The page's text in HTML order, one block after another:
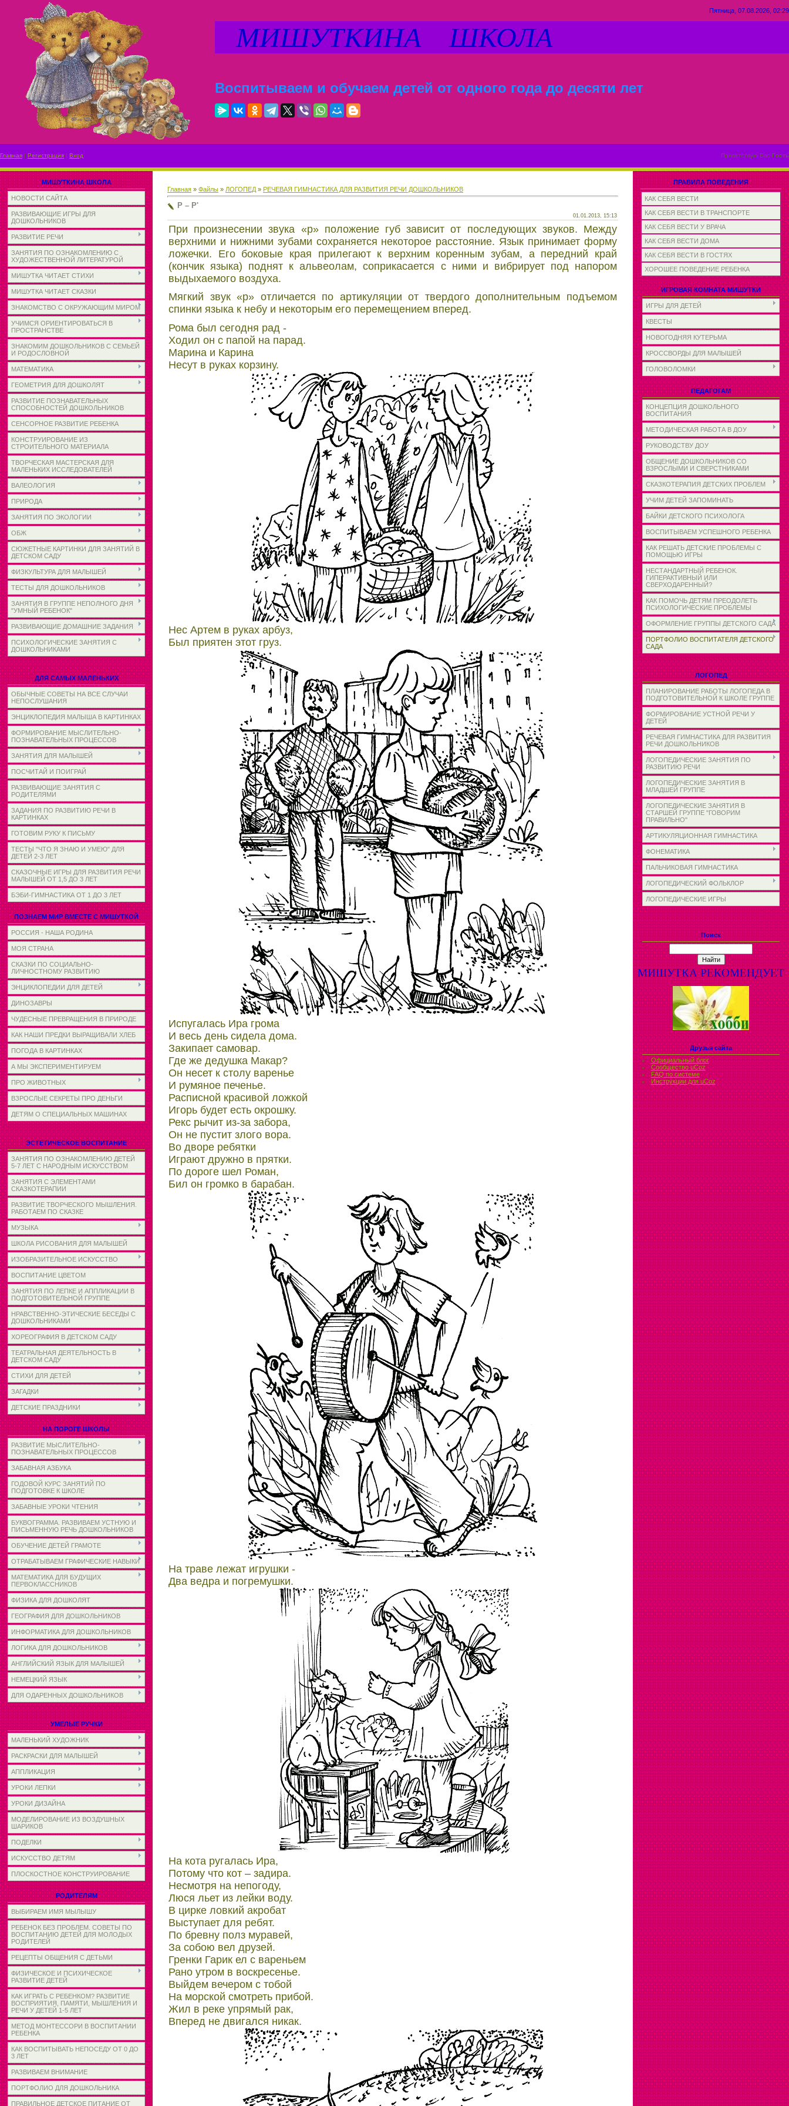
Пятница, 07.08.2026, 02:29
МИШУТКИНА ШКОЛА
Воспитываем и обучаем детей от одного года до десяти лет
Главная | Регистрация | Вход Приветствую Вас Гость
МИШУТКИНА ШКОЛА
НОВОСТИ САЙТА
РАЗВИВАЮЩИЕ ИГРЫ ДЛЯ
ДОШКОЛЬНИКОВ
РАЗВИТИЕ РЕЧИ
ЗАНЯТИЯ ПО ОЗНАКОМЛЕНИЮ С
ХУДОЖЕСТВЕННОЙ ЛИТЕРАТУРОЙ
МИШУТКА ЧИТАЕТ СТИХИ
МИШУТКА ЧИТАЕТ СКАЗКИ
ЗНАКОМСТВО С ОКРУЖАЮЩИМ МИРОМ
УЧИМСЯ ОРИЕНТИРОВАТЬСЯ В
ПРОСТРАНСТВЕ
ЗНАКОМИМ ДОШКОЛЬНИКОВ С СЕМЬЕЙ
И РОДОСЛОВНОЙ
МАТЕМАТИКА
ГЕОМЕТРИЯ ДЛЯ ДОШКОЛЯТ
РАЗВИТИЕ ПОЗНАВАТЕЛЬНЫХ
СПОСОБНОСТЕЙ ДОШКОЛЬНИКОВ
СЕНСОРНОЕ РАЗВИТИЕ РЕБЕНКА
КОНСТРУИРОВАНИЕ ИЗ
СТРОИТЕЛЬНОГО МАТЕРИАЛА
ТВОРЧЕСКАЯ МАСТЕРСКАЯ ДЛЯ
МАЛЕНЬКИХ ИССЛЕДОВАТЕЛЕЙ
ВАЛЕОЛОГИЯ
ПРИРОДА
ЗАНЯТИЯ ПО ЭКОЛОГИИ
ОБЖ
СЮЖЕТНЫЕ КАРТИНКИ ДЛЯ ЗАНЯТИЙ В
ДЕТСКОМ САДУ
ФИЗКУЛЬТУРА ДЛЯ МАЛЫШЕЙ
ТЕСТЫ ДЛЯ ДОШКОЛЬНИКОВ
ЗАНЯТИЯ В ГРУППЕ НЕПОЛНОГО ДНЯ
"УМНЫЙ РЕБЕНОК"
РАЗВИВАЮЩИЕ ДОМАШНИЕ ЗАДАНИЯ
ПСИХОЛОГИЧЕСКИЕ ЗАНЯТИЯ С
ДОШКОЛЬНИКАМИ
ДЛЯ САМЫХ МАЛЕНЬКИХ
ОБЫЧНЫЕ СОВЕТЫ НА ВСЕ СЛУЧАИ
НЕПОСЛУШАНИЯ
ЭНЦИКЛОПЕДИЯ МАЛЫША В КАРТИНКАХ
ФОРМИРОВАНИЕ МЫСЛИТЕЛЬНО-
ПОЗНАВАТЕЛЬНЫХ ПРОЦЕССОВ
ЗАНЯТИЯ ДЛЯ МАЛЫШЕЙ
ПОСЧИТАЙ И ПОИГРАЙ
РАЗВИВАЮЩИЕ ЗАНЯТИЯ С
РОДИТЕЛЯМИ
ЗАДАНИЯ ПО РАЗВИТИЮ РЕЧИ В
КАРТИНКАХ
ГОТОВИМ РУКУ К ПИСЬМУ
ТЕСТЫ "ЧТО Я ЗНАЮ И УМЕЮ" ДЛЯ
ДЕТЕЙ 2-3 ЛЕТ
СКАЗОЧНЫЕ ИГРЫ ДЛЯ РАЗВИТИЯ РЕЧИ
МАЛЫШЕЙ ОТ 1,5 ДО 3 ЛЕТ
БЭБИ-ГИМНАСТИКА ОТ 1 ДО 3 ЛЕТ
ПОЗНАЕМ МИР ВМЕСТЕ С МИШУТКОЙ
РОССИЯ - НАША РОДИНА
МОЯ СТРАНА
СКАЗКИ ПО СОЦИАЛЬНО-
ЛИЧНОСТНОМУ РАЗВИТИЮ
ЭНЦИКЛОПЕДИИ ДЛЯ ДЕТЕЙ
ДИНОЗАВРЫ
ЧУДЕСНЫЕ ПРЕВРАЩЕНИЯ В ПРИРОДЕ
КАК НАШИ ПРЕДКИ ВЫРАЩИВАЛИ ХЛЕБ
ПОГОДА В КАРТИНКАХ
А МЫ ЭКСПЕРИМЕНТИРУЕМ
ПРО ЖИВОТНЫХ
ВЗРОСЛЫЕ СЕКРЕТЫ ПРО ДЕНЬГИ
ДЕТЯМ О СПЕЦИАЛЬНЫХ МАШИНАХ
ЭСТЕТИЧЕСКОЕ ВОСПИТАНИЕ
ЗАНЯТИЯ ПО ОЗНАКОМЛЕНИЮ ДЕТЕЙ
5-7 ЛЕТ С НАРОДНЫМ ИСКУССТВОМ
ЗАНЯТИЯ С ЭЛЕМЕНТАМИ
СКАЗКОТЕРАПИИ
РАЗВИТИЕ ТВОРЧЕСКОГО МЫШЛЕНИЯ.
РАБОТАЕМ ПО СКАЗКЕ
МУЗЫКА
ШКОЛА РИСОВАНИЯ ДЛЯ МАЛЫШЕЙ
ИЗОБРАЗИТЕЛЬНОЕ ИСКУССТВО
ВОСПИТАНИЕ ЦВЕТОМ
ЗАНЯТИЯ ПО ЛЕПКЕ И АППЛИКАЦИИ В
ПОДГОТОВИТЕЛЬНОЙ ГРУППЕ
НРАВСТВЕННО-ЭТИЧЕСКИЕ БЕСЕДЫ С
ДОШКОЛЬНИКАМИ
ХОРЕОГРАФИЯ В ДЕТСКОМ САДУ
ТЕАТРАЛЬНАЯ ДЕЯТЕЛЬНОСТЬ В
ДЕТСКОМ САДУ
СТИХИ ДЛЯ ДЕТЕЙ
ЗАГАДКИ
ДЕТСКИЕ ПРАЗДНИКИ
НА ПОРОГЕ ШКОЛЫ
РАЗВИТИЕ МЫСЛИТЕЛЬНО-
ПОЗНАВАТЕЛЬНЫХ ПРОЦЕССОВ
ЗАБАВНАЯ АЗБУКА
ГОДОВОЙ КУРС ЗАНЯТИЙ ПО
ПОДГОТОВКЕ К ШКОЛЕ
ЗАБАВНЫЕ УРОКИ ЧТЕНИЯ
БУКВОГРАММА. РАЗВИВАЕМ УСТНУЮ И
ПИСЬМЕННУЮ РЕЧЬ ДОШКОЛЬНИКОВ
ОБУЧЕНИЕ ДЕТЕЙ ГРАМОТЕ
ОТРАБАТЫВАЕМ ГРАФИЧЕСКИЕ НАВЫКИ
МАТЕМАТИКА ДЛЯ БУДУЩИХ
ПЕРВОКЛАССНИКОВ
ФИЗИКА ДЛЯ ДОШКОЛЯТ
ГЕОГРАФИЯ ДЛЯ ДОШКОЛЬНИКОВ
ИНФОРМАТИКА ДЛЯ ДОШКОЛЬНИКОВ
ЛОГИКА ДЛЯ ДОШКОЛЬНИКОВ
АНГЛИЙСКИЙ ЯЗЫК ДЛЯ МАЛЫШЕЙ
НЕМЕЦКИЙ ЯЗЫК
ДЛЯ ОДАРЕННЫХ ДОШКОЛЬНИКОВ
УМЕЛЫЕ РУЧКИ
МАЛЕНЬКИЙ ХУДОЖНИК
РАСКРАСКИ ДЛЯ МАЛЫШЕЙ
АППЛИКАЦИЯ
УРОКИ ЛЕПКИ
УРОКИ ДИЗАЙНА
МОДЕЛИРОВАНИЕ ИЗ ВОЗДУШНЫХ
ШАРИКОВ
ПОДЕЛКИ
ИСКУССТВО ДЕТЯМ
ПЛОСКОСТНОЕ КОНСТРУИРОВАНИЕ
РОДИТЕЛЯМ
ВЫБИРАЕМ ИМЯ МЫЛЫШУ
РЕБЕНОК БЕЗ ПРОБЛЕМ. СОВЕТЫ ПО
ВОСПИТАНИЮ ДЕТЕЙ ДЛЯ МОЛОДЫХ
РОДИТЕЛЕЙ
РЕЦЕПТЫ ОБЩЕНИЯ С ДЕТЬМИ
ФИЗИЧЕСКОЕ И ПСИХИЧЕСКОЕ
РАЗВИТИЕ ДЕТЕЙ
КАК ИГРАТЬ С РЕБЕНКОМ? РАЗВИТИЕ
ВОСПРИЯТИЯ, ПАМЯТИ, МЫШЛЕНИЯ И
РЕЧИ У ДЕТЕЙ 1-5 ЛЕТ
МЕТОД МОНТЕССОРИ В ВОСПИТАНИИ
РЕБЕНКА
КАК ВОСПИТЫВАТЬ НЕПОСЕДУ ОТ 0 ДО
3 ЛЕТ
РАЗВИВАЕМ ВНИМАНИЕ
ПОРТФОЛИО ДЛЯ ДОШКОЛЬНИКА
ПРАВИЛЬНОЕ ДЕТСКОЕ ПИТАНИЕ ОТ
Главная » Файлы » ЛОГОПЕД » РЕЧЕВАЯ ГИМНАСТИКА ДЛЯ РАЗВИТИЯ РЕЧИ ДОШКОЛЬНИКОВ
Р – Р'
01.01.2013, 15:13
При произнесении звука «р» положение губ зависит от последующих звуков. Между
верхними и нижними зубами сохраняется некоторое расстояние. Язык принимает форму
ложечки. Его боковые края прилегают к верхним коренным зубам, а передний край
(кончик языка) поднят к альвеолам, соприкасается с ними и вибрирует под напором
выдыхаемого воздуха.
Мягкий звук «р» отличается по артикуляции от твердого дополнительным подъемом
спинки языка к небу и некоторым его перемещением вперед.
Рома был сегодня рад -
Ходил он с папой на парад.
Марина и Карина
Несут в руках корзину.
Нес Артем в руках арбуз,
Был приятен этот груз.
Испугалась Ира грома
И весь день сидела дома.
Закипает самовар.
Где же дедушка Макар?
Он несет к столу варенье
И румяное печенье.
Расписной красивой ложкой
Игорь будет есть окрошку.
Рекс рычит из-за забора,
Он не пустит злого вора.
Во дворе ребятки
Играют дружно в прятки.
По дороге шел Роман,
Бил он громко в барабан.
На траве лежат игрушки -
Два ведра и погремушки.
На кота ругалась Ира,
Потому что кот – задира.
Несмотря на непогоду,
Люся льет из лейки воду.
В цирке ловкий акробат
Выступает для ребят.
По бревну полз муравей,
За собою вел друзей.
Гренки Гарик ел с вареньем
Рано утром в воскресенье.
Выйдем вечером с тобой
На морской смотреть прибой.
Жил в реке упрямый рак,
Вперед не двигался никак.
ПРАВИЛА ПОВЕДЕНИЯ
КАК СЕБЯ ВЕСТИ
КАК СЕБЯ ВЕСТИ В ТРАНСПОРТЕ
КАК СЕБЯ ВЕСТИ У ВРАЧА
КАК СЕБЯ ВЕСТИ ДОМА
КАК СЕБЯ ВЕСТИ В ГОСТЯХ
ХОРОШЕЕ ПОВЕДЕНИЕ РЕБЕНКА
ИГРОВАЯ КОМНАТА МИШУТКИ
ИГРЫ ДЛЯ ДЕТЕЙ
КВЕСТЫ
НОВОГОДНЯЯ КУТЕРЬМА
КРОССВОРДЫ ДЛЯ МАЛЫШЕЙ
ГОЛОВОЛОМКИ
ПЕДАГОГАМ
КОНЦЕПЦИЯ ДОШКОЛЬНОГО
ВОСПИТАНИЯ
МЕТОДИЧЕСКАЯ РАБОТА В ДОУ
РУКОВОДСТВУ ДОУ
ОБЩЕНИЕ ДОШКОЛЬНИКОВ СО
ВЗРОСЛЫМИ И СВЕРСТНИКАМИ
СКАЗКОТЕРАПИЯ ДЕТСКИХ ПРОБЛЕМ
УЧИМ ДЕТЕЙ ЗАПОМИНАТЬ
БАЙКИ ДЕТСКОГО ПСИХОЛОГА
ВОСПИТЫВАЕМ УСПЕШНОГО РЕБЕНКА
КАК РЕШАТЬ ДЕТСКИЕ ПРОБЛЕМЫ С
ПОМОЩЬЮ ИГРЫ
НЕСТАНДАРТНЫЙ РЕБЕНОК.
ГИПЕРАКТИВНЫЙ ИЛИ
СВЕРХОДАРЕННЫЙ?
КАК ПОМОЧЬ ДЕТЯМ ПРЕОДОЛЕТЬ
ПСИХОЛОГИЧЕСКИЕ ПРОБЛЕМЫ
ОФОРМЛЕНИЕ ГРУППЫ ДЕТСКОГО САДА
ПОРТФОЛИО ВОСПИТАТЕЛЯ ДЕТСКОГО
САДА
ЛОГОПЕД
ПЛАНИРОВАНИЕ РАБОТЫ ЛОГОПЕДА В
ПОДГОТОВИТЕЛЬНОЙ К ШКОЛЕ ГРУППЕ
ФОРМИРОВАНИЕ УСТНОЙ РЕЧИ У
ДЕТЕЙ
РЕЧЕВАЯ ГИМНАСТИКА ДЛЯ РАЗВИТИЯ
РЕЧИ ДОШКОЛЬНИКОВ
ЛОГОПЕДИЧЕСКИЕ ЗАНЯТИЯ ПО
РАЗВИТИЮ РЕЧИ
ЛОГОПЕДИЧЕСКИЕ ЗАНЯТИЯ В
МЛАДШЕЙ ГРУППЕ
ЛОГОПЕДИЧЕСКИЕ ЗАНЯТИЯ В
СТАРШЕЙ ГРУППЕ "ГОВОРИМ
ПРАВИЛЬНО"
АРТИКУЛЯЦИОННАЯ ГИМНАСТИКА
ФОНЕМАТИКА
ПАЛЬЧИКОВАЯ ГИМНАСТИКА
ЛОГОПЕДИЧЕСКИЙ ФОЛЬКЛОР
ЛОГОПЕДИЧЕСКИЕ ИГРЫ
Поиск
МИШУТКА РЕКОМЕНДУЕТ
Друзья сайта
Официальный блог
Сообщество uCoz
FAQ по системе
Инструкции для uCoz